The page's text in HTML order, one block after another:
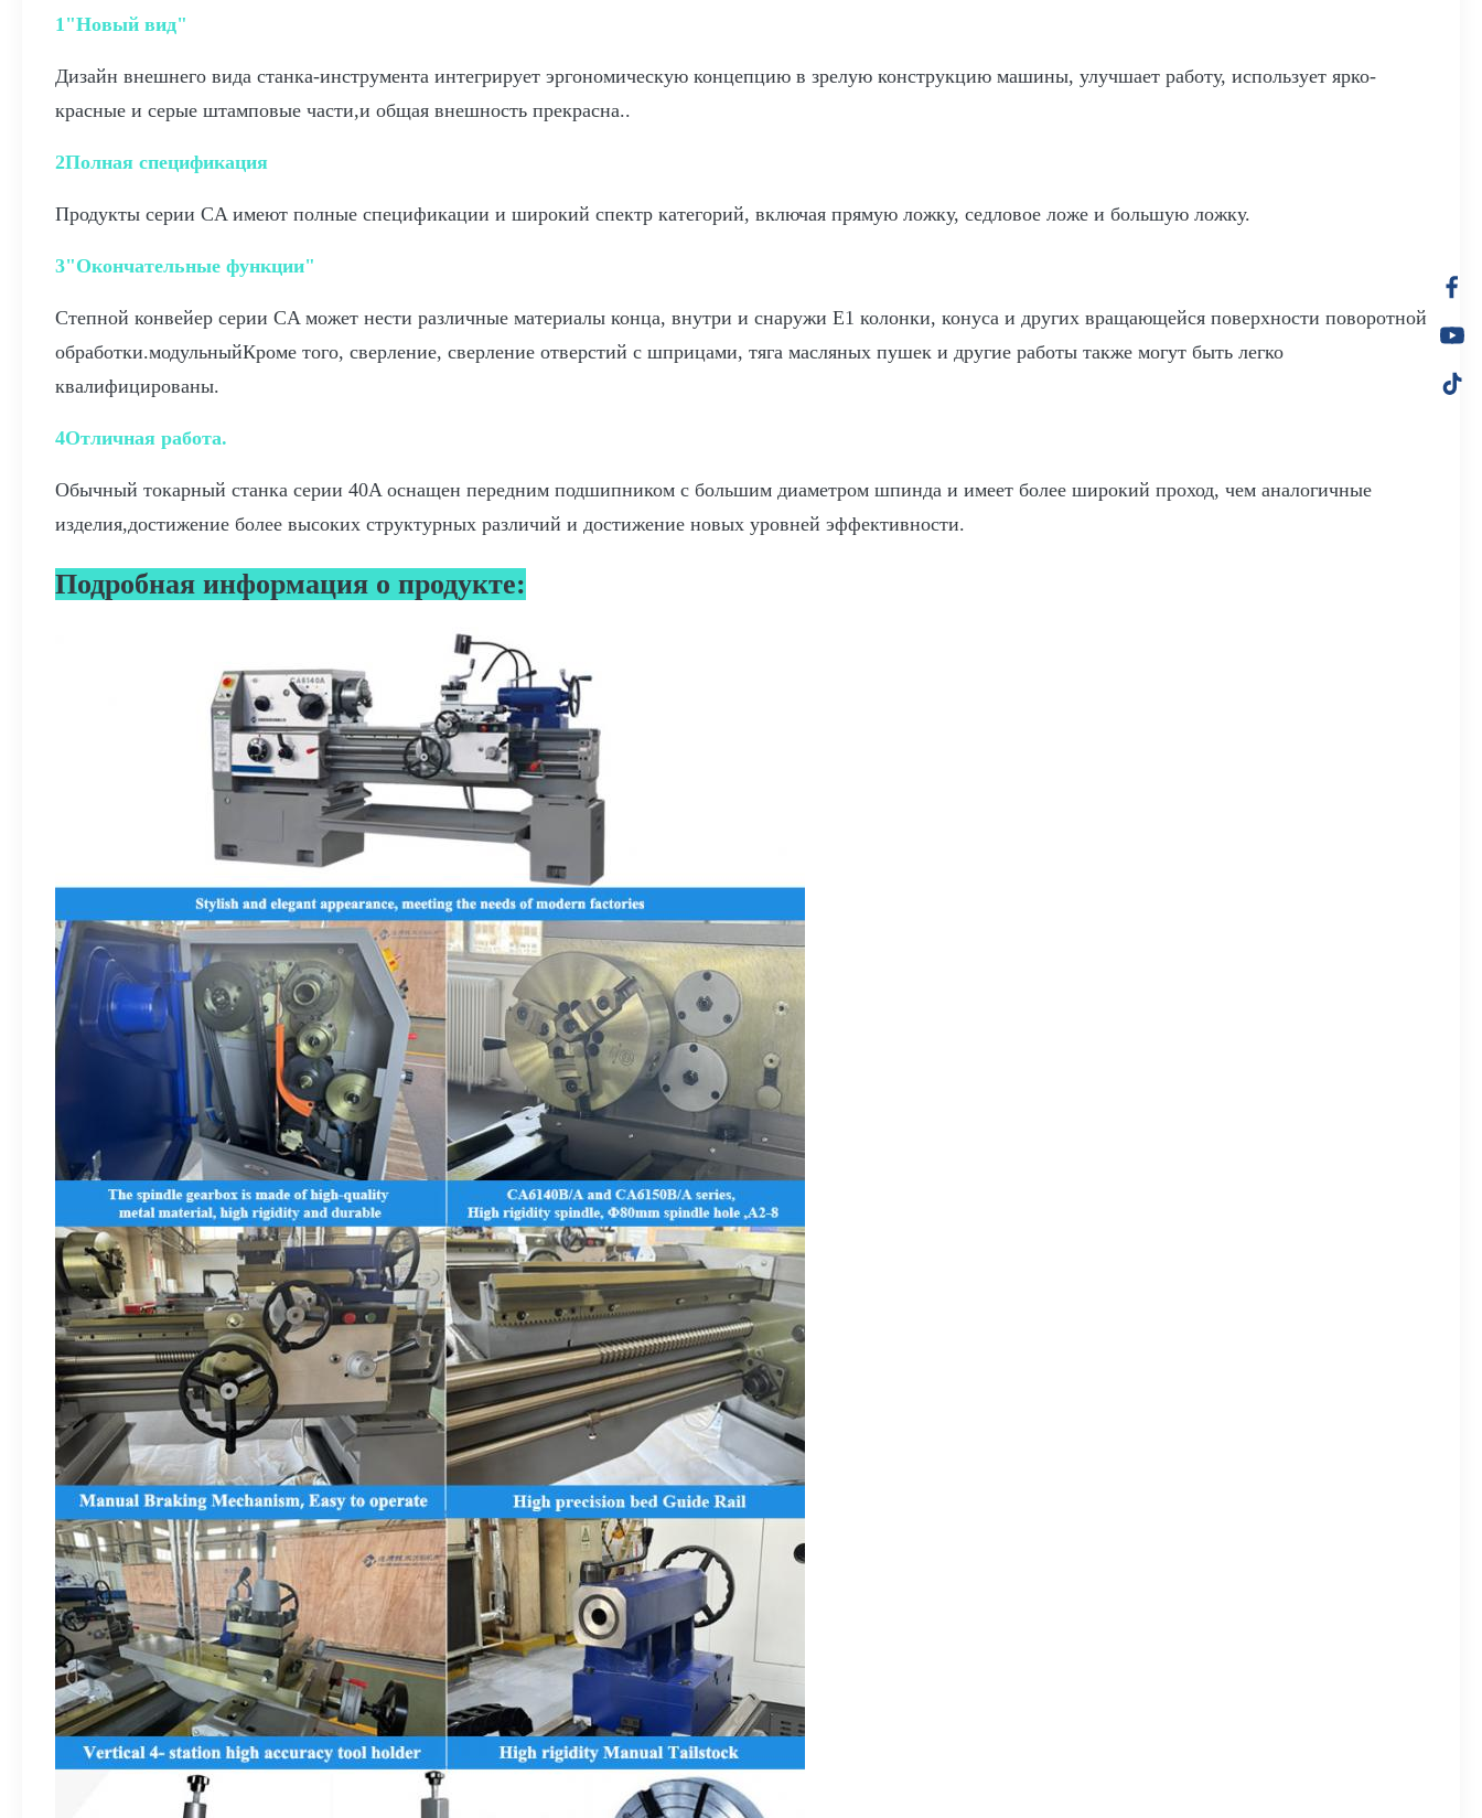
1"Новый вид"
Дизайн внешнего вида станка-инструмента интегрирует эргономическую концепцию в зрелую конструкцию машины, улучшает работу, использует ярко-
красные и серые штамповые части,и общая внешность прекрасна..
2Полная спецификация
Продукты серии CA имеют полные спецификации и широкий спектр категорий, включая прямую ложку, седловое ложе и большую ложку.
3"Окончательные функции"
Степной конвейер серии CA может нести различные материалы конца, внутри и снаружи E1 колонки, конуса и других вращающейся поверхности поворотной
обработки.модульныйКроме того, сверление, сверление отверстий с шприцами, тяга масляных пушек и другие работы также могут быть легко
квалифицированы.
4Отличная работа.
Обычный токарный станка серии 40A оснащен передним подшипником с большим диаметром шпинда и имеет более широкий проход, чем аналогичные
изделия,достижение более высоких структурных различий и достижение новых уровней эффективности.
Подробная информация о продукте: